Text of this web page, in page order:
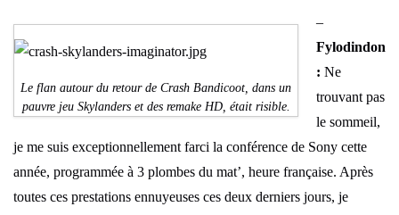
Le flan autour du retour de Crash Bandicoot, dans un
pauvre jeu Skylanders et des remake HD, était risible.
–
Fylodindon
: Ne
trouvant pas
le sommeil,
je me suis exceptionnellement farci la conférence de Sony cette
année, programmée à 3 plombes du mat’, heure française. Après
toutes ces prestations ennuyeuses ces deux derniers jours, je